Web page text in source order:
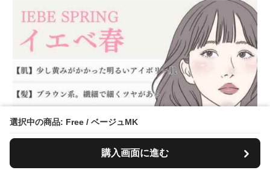
選択中の商品: Free / ベージュMK
購入画面に進む